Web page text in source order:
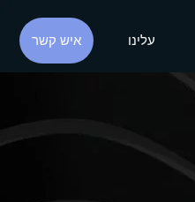
עלינו איש קשר